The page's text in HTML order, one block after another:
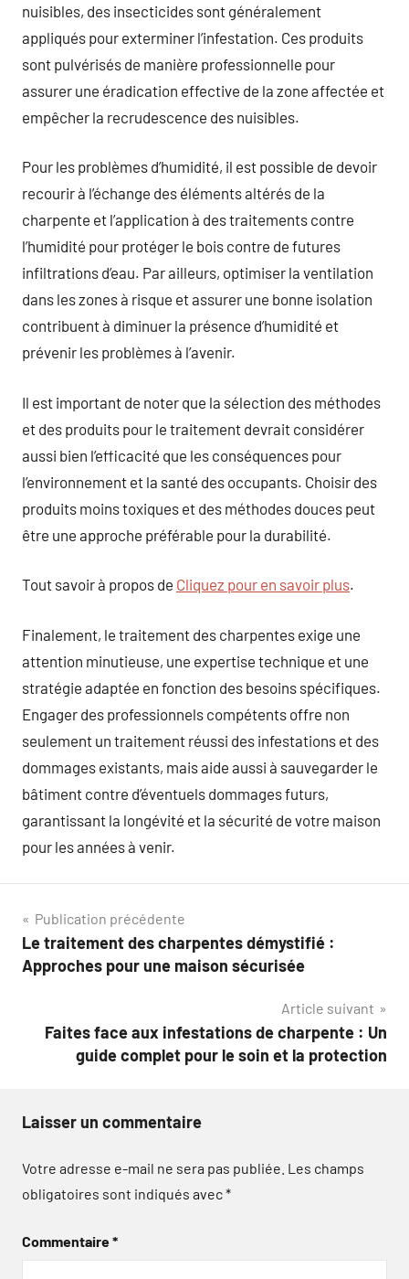
nuisibles, des insecticides sont généralement
appliqués pour exterminer l’infestation. Ces produits
sont pulvérisés de manière professionnelle pour
assurer une éradication effective de la zone affectée et
empêcher la recrudescence des nuisibles.
Pour les problèmes d’humidité, il est possible de devoir
recourir à l’échange des éléments altérés de la
charpente et l’application à des traitements contre
l’humidité pour protéger le bois contre de futures
infiltrations d’eau. Par ailleurs, optimiser la ventilation
dans les zones à risque et assurer une bonne isolation
contribuent à diminuer la présence d’humidité et
prévenir les problèmes à l’avenir.
Il est important de noter que la sélection des méthodes
et des produits pour le traitement devrait considérer
aussi bien l’efficacité que les conséquences pour
l’environnement et la santé des occupants. Choisir des
produits moins toxiques et des méthodes douces peut
être une approche préférable pour la durabilité.
Tout savoir à propos de Cliquez pour en savoir plus.
Finalement, le traitement des charpentes exige une
attention minutieuse, une expertise technique et une
stratégie adaptée en fonction des besoins spécifiques.
Engager des professionnels compétents offre non
seulement un traitement réussi des infestations et des
dommages existants, mais aide aussi à sauvegarder le
bâtiment contre d’éventuels dommages futurs,
garantissant la longévité et la sécurité de votre maison
pour les années à venir.
Navigation
de
Publication précédente
Le traitement des charpentes démystifié :
Approches pour une maison sécurisée
Article suivant
Faites face aux infestations de charpente : Un
guide complet pour le soin et la protection
Laisser un commentaire
Votre adresse e-mail ne sera pas publiée. Les champs
obligatoires sont indiqués avec*
Commentaire*